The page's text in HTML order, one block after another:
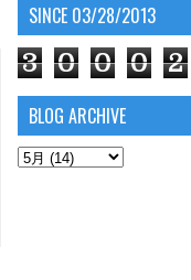
SINCE 03/28/2013
3 0 0 0 2
BLOG ARCHIVE